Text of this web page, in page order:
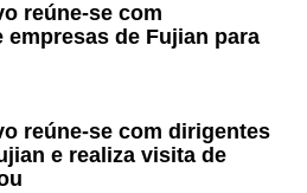
reúne-se com
empresas de Fujian para
reúne-se com dirigentes
e realiza visita de